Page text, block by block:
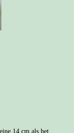
14 cm als het